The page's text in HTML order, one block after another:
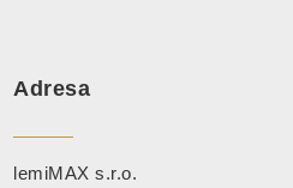
Adresa
lemiMAX s.r.o.